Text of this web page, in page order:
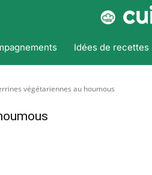
Idées de recettes
végétariennes au houmous